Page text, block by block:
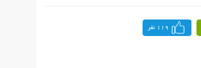
119 نفر